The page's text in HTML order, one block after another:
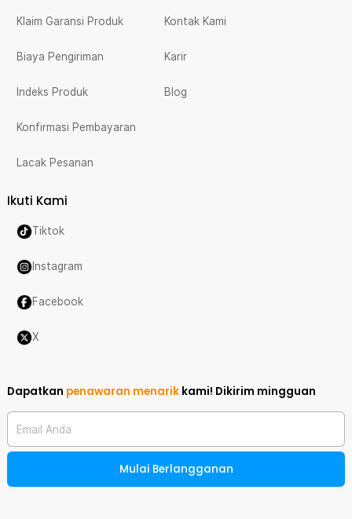
Klaim Garansi Produk
Biaya Pengiriman
Indeks Produk
Konfirmasi Pembayaran
Lacak Pesanan
Kontak Kami
Karir
Blog
Ikuti Kami
Tiktok
Instagram
Facebook
X
Dapatkan penawaran menarik kami! Dikirim mingguan
Email Anda
Mulai Berlangganan